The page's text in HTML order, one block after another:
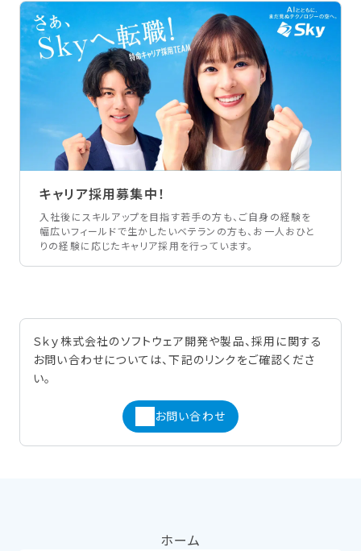
キャリア採用募集中！
入社後にスキルアップを目指す若手の方も、ご自身の経験を
幅広いフィールドで生かしたいベテランの方も、お一人おひと
りの経験に応じたキャリア採用を行っています。
Ｓｋｙ株式会社のソフトウェア開発や製品、採用に関する
お問い合わせについては、下記のリンクをご確認くださ
い。
お問い合わせ
ホーム